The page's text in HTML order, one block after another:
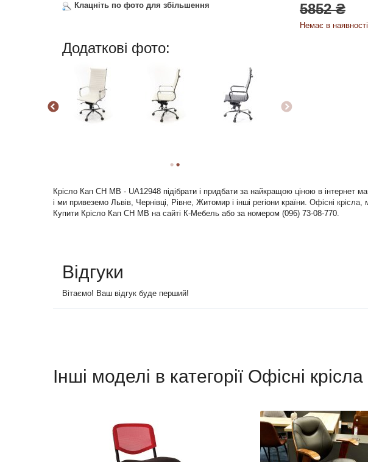
Клацніть по фото для збільшення
Додаткові фото:
5852 ₴
Немає в наявності
Крісло Кап CH MB - UA12948 підібрати і придбати за найкращою ціною в
і ми привеземо Львів, Чернівці, Рівне, Житомир і інші регіони країни. Офісні крісла,
Купити Крісло Кап CH MB на сайті К-Мебель або за номером (096) 73-08-770.
Відгуки
Вітаємо! Ваш відгук буде перший!
Інші моделі в категорії Офісні крісла